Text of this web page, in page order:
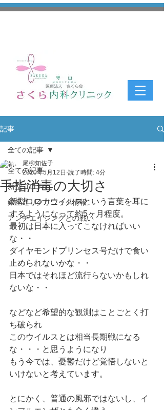
記事
全ての記事
新型コロナ
銀座通りクリニック情報
アンチエイジングとの戦い
全ての記事
手指消毒の大切さ
尾柳知佐子
2020年5月12日 読了時間: 4分
新型コロナウイルスという言葉を耳に
するようになって約5ヶ月程度。
最初は日本に入ってこなければいい
な・・
ダイヤモンドプリンセス号だけで食い
止められないかな・・
日本ではそれほど流行らないかもしれ
ないな・・
などなど希望的な観測はことごとく打
ち破られ
このウイルスとは相当長期戦になる
な・・・と思うようになり
もう今では、憂鬱だけど覚悟しないと
いけないと考えています。
とにかく、普通の風邪ではないし、イ